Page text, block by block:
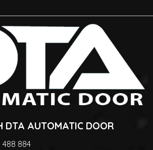
DTA AUTOMATIC DOOR
884